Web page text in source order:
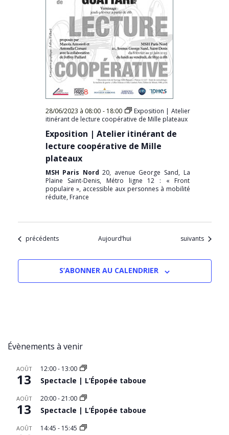
28/06/2023 à 08:00 - 18:00
Exposition | Atelier
itinérant de lecture coopérative de Mille plateaux
Exposition | Atelier itinérant de
lecture coopérative de Mille
plateaux
MSH Paris Nord20, avenue George Sand, La
Plaine Saint-Denis, Métro ligne 12 : « Front
populaire », accessible aux personnes à mobilité
réduite, France
Évènements
précédents Aujourd’hui Évènements
suivants
S’ABONNER AU CALENDRIER
Évènements à venir
AOÛT
13
12:00- 13:00
Spectacle | L’Épopée taboue
AOÛT
13
20:00-21:00
Spectacle | L’Épopée taboue
AOÛT 14:45 - 15:45